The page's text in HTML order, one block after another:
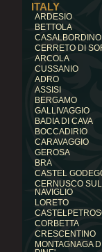
ITALY
ARDESIO
BETTOLA
CASALBORDINO
CERRETO DI
ARCOLA
CUSSANIO
ADRO
ASSISI
BERGAMO
GALLIVAGGIO
BADIA DI CAVA
BOCCADIRIO
CARAVAGGIO
GEROSA
BRA
CASTEL
CERNUSCO SUL
NAVIGLIO
LORETO
CORBETTA
CRESCENTINO
MONTAGNAGA DI